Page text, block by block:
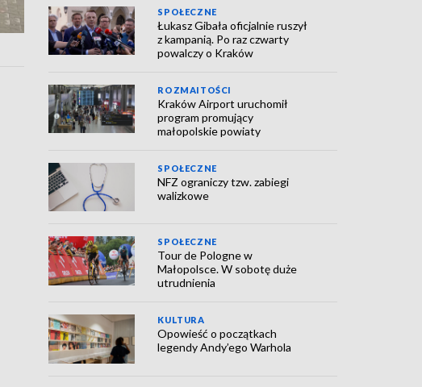
SPOŁECZNE
Łukasz Gibała oficjalnie ruszył
z kampanią. Po raz czwarty
powalczy o Kraków
ROZMAITOŚCI
Kraków Airport uruchomił
program promujący
małopolskie powiaty
SPOŁECZNE
NFZ ograniczy tzw. zabiegi
walizkowe
SPOŁECZNE
Tour de Pologne w
Małopolsce. W sobotę duże
utrudnienia
KULTURA
Opowieść o początkach
legendy Andy’ego Warhola